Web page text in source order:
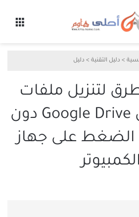
> دليل التقنية > دليل
4 طرق لتنزيل ملفات
متعددة من Google Drive دون
الضغط على جهاز
الكمبيوتر